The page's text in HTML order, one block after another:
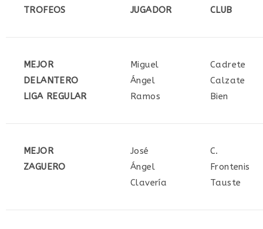
TROFEOS JUGADOR CLUB
MEJOR
DELANTERO
LIGA REGULAR
Miguel
Ángel
Ramos
Cadrete
Calzate
Bien
MEJOR
ZAGUERO
José
Ángel
Clavería
C.
Frontenis
Tauste